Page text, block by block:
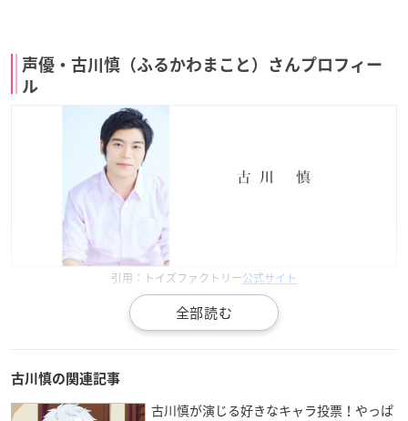
声優・古川慎（ふるかわまこと）さんプロフィー
ル
引用：トイズファクトリー公式サイト
古川さんは熊本県出身で現在トイズファクトリーに所属してお
5歳の時に「新機動戦記ガンダムW」のヒイロ・ユイ役を演じ
た緑川光さんの声に憧れたことで、声優に興味を持った古川さ
古川慎の関連記事
古川慎が演じる好きなキャラ投票！やっぱ